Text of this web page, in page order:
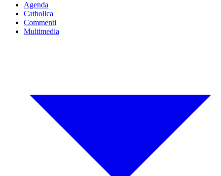
Agenda
Catholica
Commenti
Multimedia